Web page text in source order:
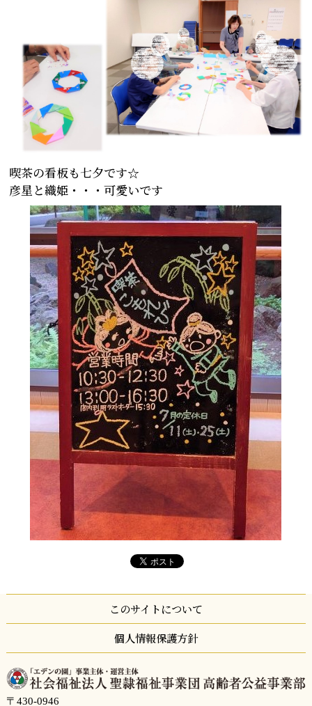
喫茶の看板も七夕です☆
彦星と織姫・・・可愛いです
このサイトについて
個人情報保護方針
〒430-0946